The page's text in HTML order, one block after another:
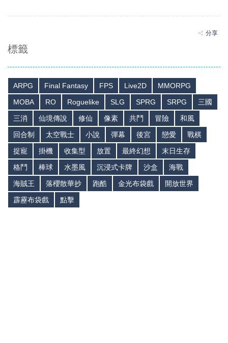
分享
標籤
ARPG Final Fantasy FPS Live2D
MMORPG
MOBA
RO Roguelike SLG SPRG SRPG
三國
三消
仙境傳說 修仙 像素 共鬥 冒險
和風
回合制
太空戰士 小說 彈幕 後宮 戀愛
戰棋
捉寵
掛機 收集型 放置 最終幻想
末日生存
格鬥
棒球 水墨風 沉浸式卡牌 沙盒
海戰
海賊王
落櫻散華抄 跑酷 金光布袋戲
開放世界
霹靂布袋戲
點擊